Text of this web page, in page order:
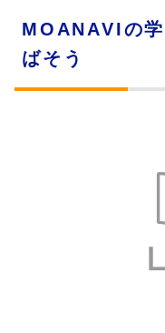
MOANAVIの
ばそう